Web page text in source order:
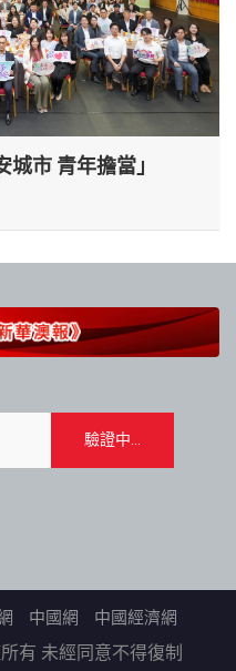
市 青年擔當」
中國網 中國經濟網
有 未經同意不得復制